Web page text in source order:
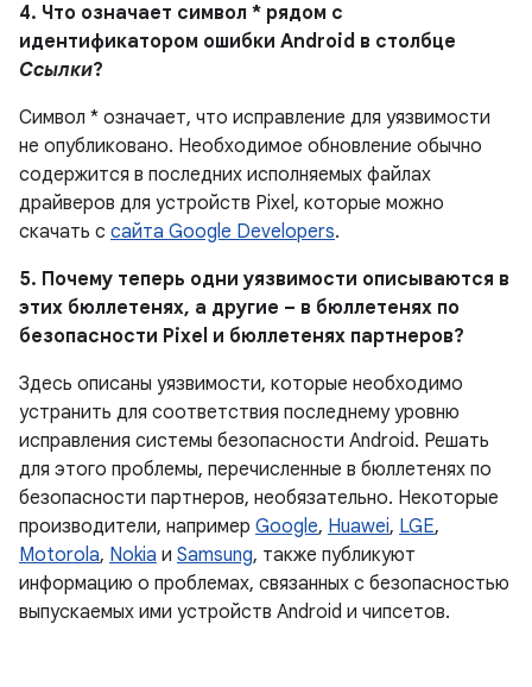
4. Что означает символ * рядом с
идентификатором ошибки Android в столбце
Ссылки?
Символ * означает, что исправление для уязвимости
не опубликовано. Необходимое обновление обычно
содержится в последних исполняемых файлах
драйверов для устройств Pixel, которые можно
скачать с сайта Google Developers.
5. Почему теперь одни уязвимости описываются в
этих бюллетенях, а другие – в бюллетенях по
безопасности Pixel и бюллетенях партнеров?
Здесь описаны уязвимости, которые необходимо
устранить для соответствия последнему уровню
исправления системы безопасности Android. Решать
для этого проблемы, перечисленные в бюллетенях по
безопасности партнеров, необязательно. Некоторые
производители, например Google, Huawei, LGE,
Motorola, Nokia и Samsung, также публикуют
информацию о проблемах, связанных с безопасностью
выпускаемых ими устройств Android и чипсетов.